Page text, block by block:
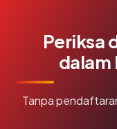
Periksa
Tanpa